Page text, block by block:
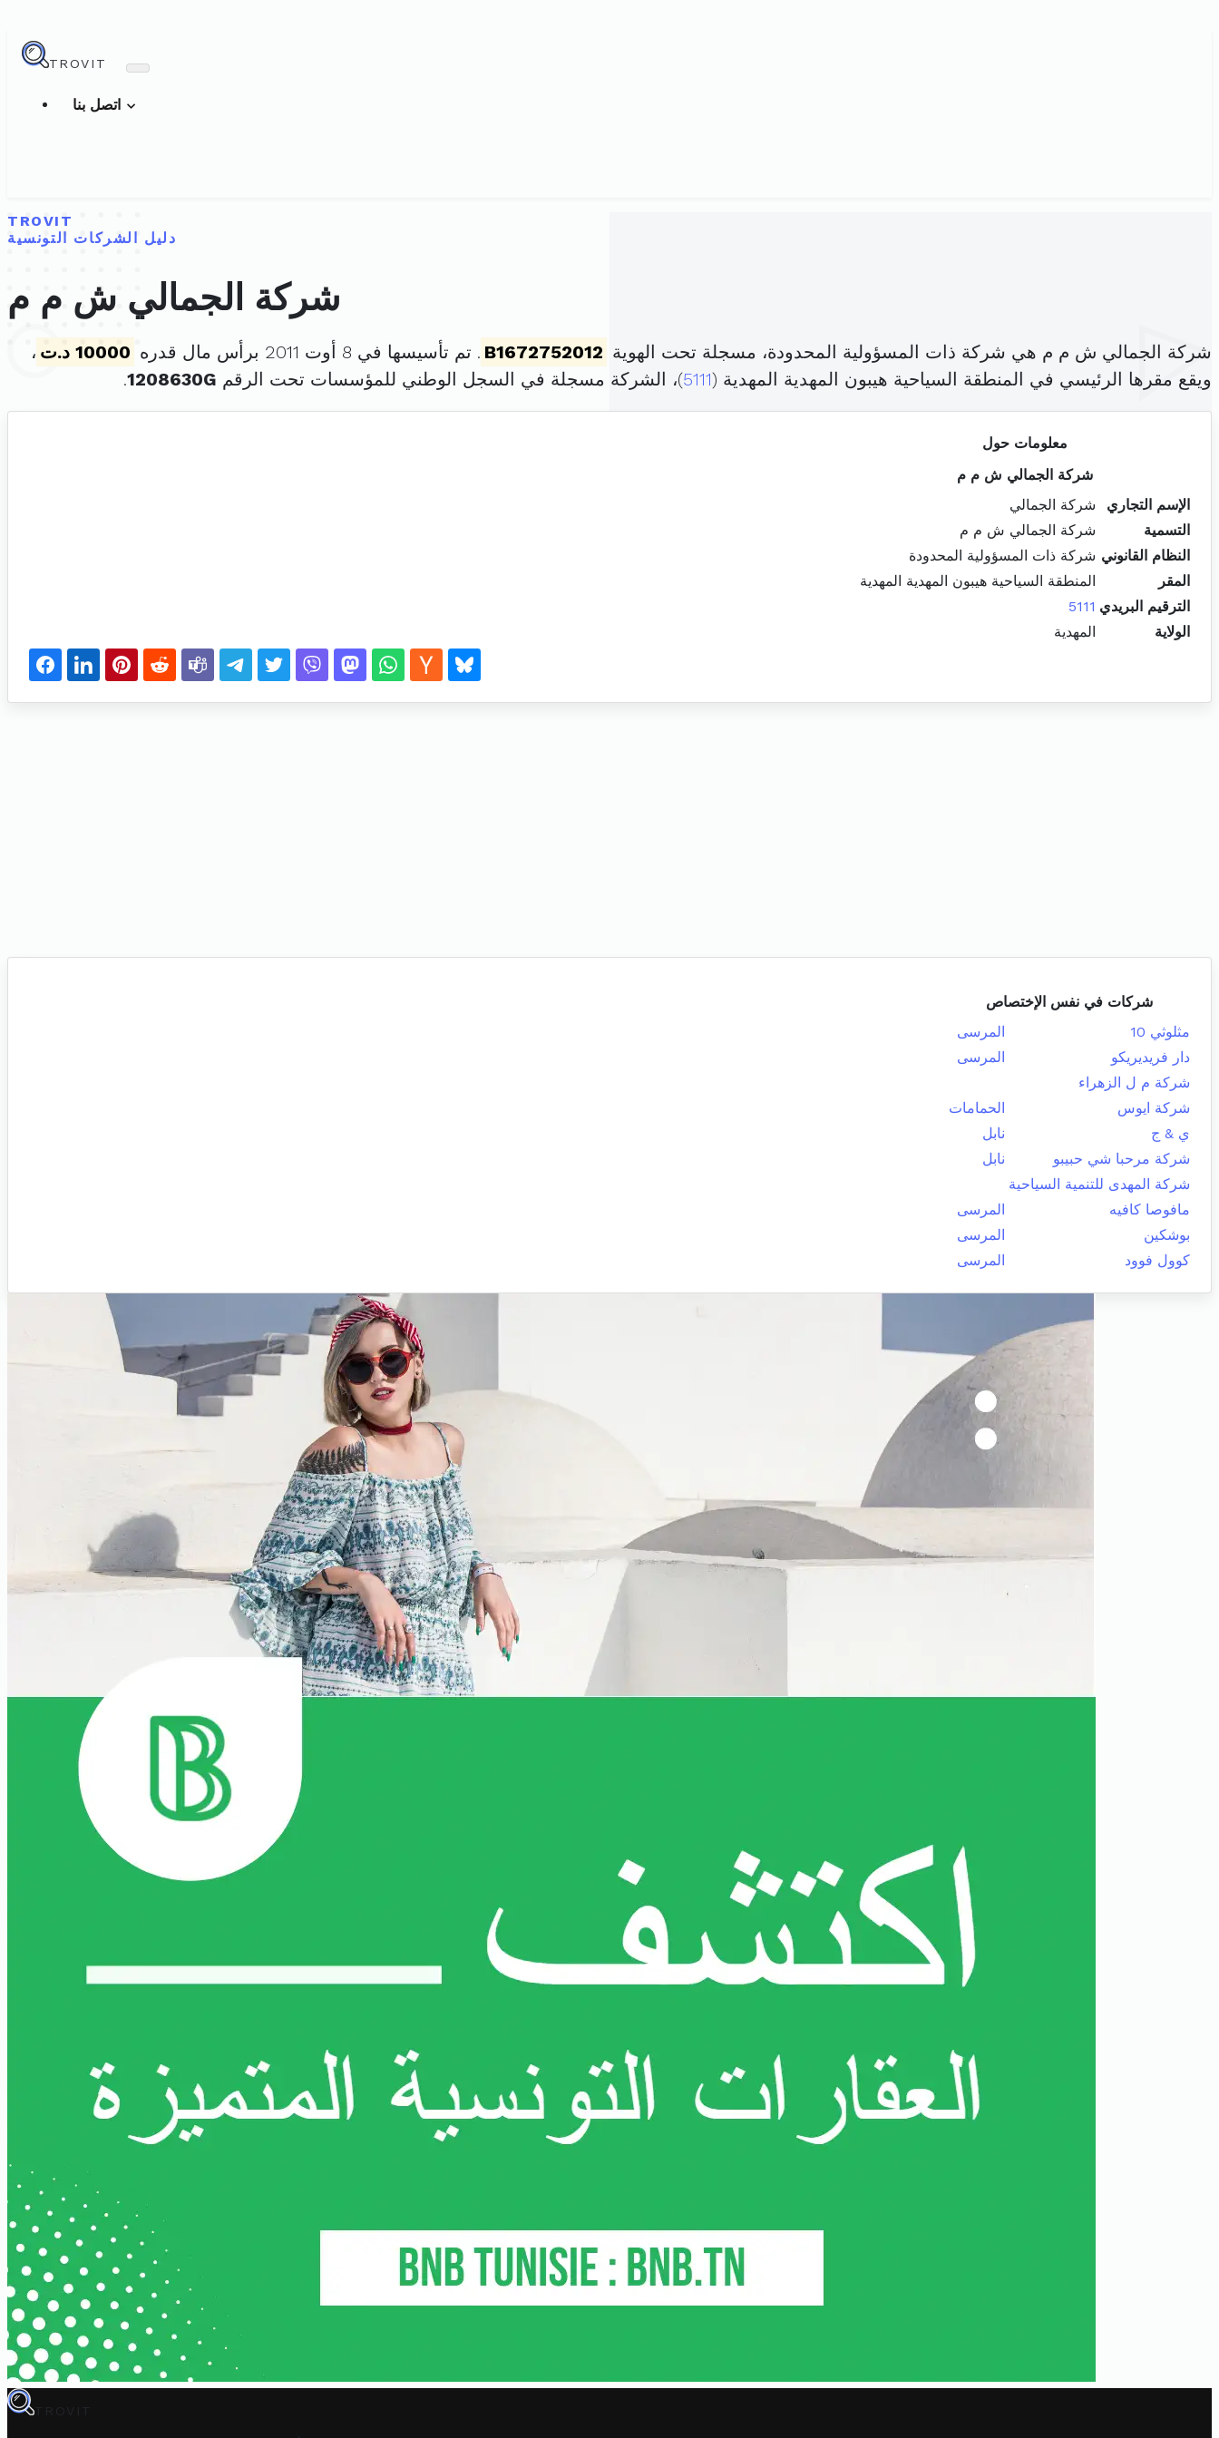
TROVIT
TROVIT
دليل الشركات التونسية
شركة الجمالي ش م م
شركة الجمالي ش م م هي شركة ذات المسؤولية المحدودة، مسجلة تحت الهوية B1672752012 . تم تأسيسها في 8 أوت 2011 برأس مال قدره 10000 د.ت
،
ويقع مقرها الرئيسي في المنطقة السياحية هيبون المهدية المهدية (5111)، الشركة مسجلة في السجل الوطني للمؤسسات تحت الرقم 1208630G
.
معلومات حول
شركة الجمالي ش م م
الإسم التجاري
شركة الجمالي
التسمية
شركة الجمالي ش م م
النظام القانوني شركة ذات المسؤولية المحدودة
المقر
المنطقة السياحية هيبون المهدية المهدية
الترقيم البريدي 5111
الولاية
المهدية
شركات في نفس الإختصاص
مثلوثي 10
المرسى
دار فريديريكو
المرسى
شركة م ل الزهراء
شركة ايوس
الحمامات
ي & ج
نابل
شركة مرحبا شي حبيبو
نابل
شركة المهدى للتنمية السياحية
مافوصا كافيه
المرسى
بوشكين
المرسى
كوول فوود
المرسى
TROVIT